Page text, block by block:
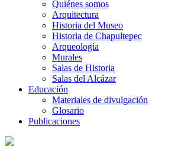
Quiénes somos
Arquitectura
Historia del Museo
Historia de Chapultepec
Arqueología
Murales
Salas de Historia
Salas del Alcázar
Educación
Materiales de divulgación
Glosario
Publicaciones